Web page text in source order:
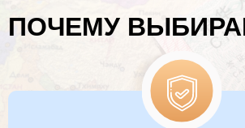
ПОЧЕМУ
Саратов
Севастополь
Смоленск Сочи
Старый